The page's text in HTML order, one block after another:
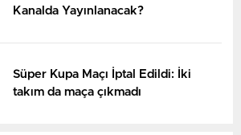
Kanalda Yayınlanacak?
Süper Kupa Maçı İptal Edildi: İki
takım da maça çıkmadı